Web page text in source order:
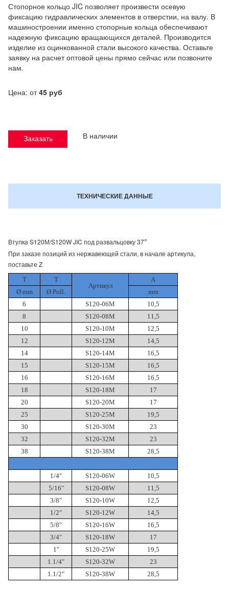
Стопорное кольцо JIC позволяет произвести осевую
фиксацию гидравлических элементов в отверстии, на валу. В
машиностроении именно стопорные кольца обеспечивают
надежную фиксацию вращающихся деталей. Производится
изделие из оцинкованной стали высокого качества. Оставьте
заявку на расчет оптовой цены прямо сейчас или позвоните
нам.
Цена: от45 руб
Заказать В наличии
ТЕХНИЧЕСКИЕ ДАННЫЕ
Втулка S120М/S120W JIC под развальцовку 37°
При заказе позиций из нержавеющей стали, в начале артикула,
поставьте Z
T
T
Артикул
A
Ø mm
Ø Poll.
mm
6
S120-06M
10,5
8
S120-08M
11,5
10
S120-10М
12,5
12
S120-12M
14,5
14
S120-14M
16,5
15
S120-15M
16,5
16
S120-16M
16,5
18
S120-18M
17
20
S120-20M
17
25
S120-25M
19,5
30
S120-30M
23
32
S120-32M
23
38
S120-38M 28,5
1/4" S120-06W
10,5
5/16"
S120-08W
11,5
3/8"
S120-10W
12,5
1/2"
S120-12W
14,5
5/8"
S120-16W
16,5
3/4"
S120-18W
17
1"
S120-25W
19,5
1.1/4"
S120-32W
23
1.1/2"
S120-38W 28,5